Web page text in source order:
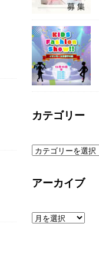
カテゴリー
アーカイブ